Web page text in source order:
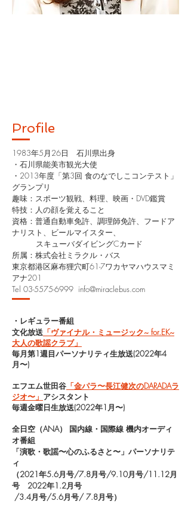
​Profile
1983年5月26日 石川県出身
・石川県能美市観光大使
・2013年度「第3回 食のなでしこコンテスト」
グランプリ
​趣味：スポーツ観戦、料理、映画・DVD鑑賞
特技：人の顔を覚えること
資格：普通自動車免許、調理師免許、フードア
ナリスト、ビールマイスター、
スキューバダイビングCカード ​
所属：株式会社ミラクル・バス
東京都港区麻布狸穴町61-7ワカヤマハウスマミ
アナ201
Tel 03-5575-6999 info@miraclebus.com
・レギュラー番組​
文化放送 「ヴァイナル・ミュージック~ for.EK~
大人の歌謡クラブ」
毎月第1週目パーソナリティ生放送(2022年4
月〜)
エフエム世田谷 「金パラ〜長江健次のDARADAラ
ジオ〜」 アシスタント
毎週金曜日生放送(2022年1月〜)
全日空（ANA） 国内線・国際線 機内オーディ
オ番組
「演歌・歌謡〜心のふるさと〜」 パーソナリテ
ィ
（2021年5.6月号/7.8月号/9.10月号/11.12月
号 2022年1.2月号
/3.4月号/5.6月号/ 7.8月号）